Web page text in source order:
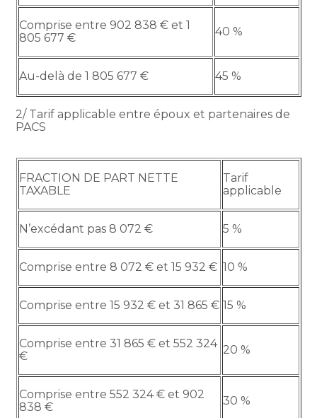
Comprise entre 902 838 € et 1
805 677 €
40 %
Au-delà de 1 805 677 € 45 %
2/ Tarif applicable entre époux et partenaires de
PACS
FRACTION DE PART NETTE
TAXABLE
Tarif
applicable
N’excédant pas 8 072 € 5 %
Comprise entre 8 072 € et 15 932 € 10 %
Comprise entre 15 932 € et 31 865 € 15 %
Comprise entre 31 865 € et 552 324
€
20 %
Comprise entre 552 324 € et 902
838 €
30 %